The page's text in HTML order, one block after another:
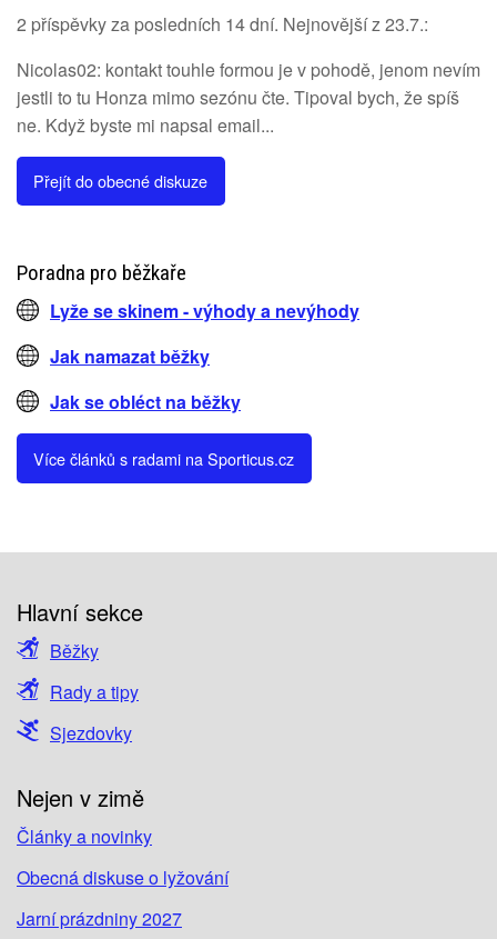
2 příspěvky za posledních 14 dní. Nejnovější z 23.7.:
Nicolas02: kontakt touhle formou je v pohodě, jenom nevím
jestli to tu Honza mimo sezónu čte. Tipoval bych, že spíš
ne. Když byste mi napsal email...
Přejít do obecné diskuze
Poradna pro běžkaře
Lyže se skinem - výhody a nevýhody
Jak namazat běžky
Jak se obléct na běžky
Více článků s radami na Sporticus.cz
Hlavní sekce
Běžky
Rady a tipy
Sjezdovky
Nejen v zimě
Články a novinky
Obecná diskuse o lyžování
Jarní prázdniny 2027